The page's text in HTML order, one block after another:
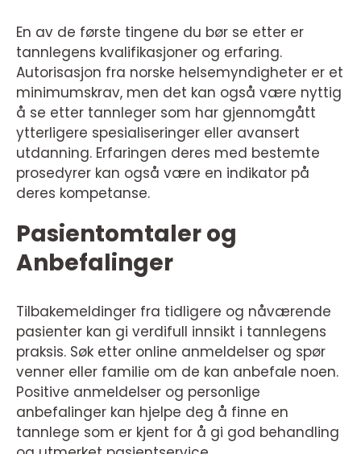
En av de første tingene du bør se etter er
tannlegens kvalifikasjoner og erfaring.
Autorisasjon fra norske helsemyndigheter er et
minimumskrav, men det kan også være nyttig
å se etter tannleger som har gjennomgått
ytterligere spesialiseringer eller avansert
utdanning. Erfaringen deres med bestemte
prosedyrer kan også være en indikator på
deres kompetanse.
Pasientomtaler og
Anbefalinger
Tilbakemeldinger fra tidligere og nåværende
pasienter kan gi verdifull innsikt i tannlegens
praksis. Søk etter online anmeldelser og spør
venner eller familie om de kan anbefale noen.
Positive anmeldelser og personlige
anbefalinger kan hjelpe deg å finne en
tannlege som er kjent for å gi god behandling